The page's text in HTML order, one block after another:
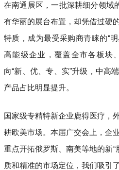
在南通展区，一批深耕细分领域
有华丽的展台布置，却凭借过硬
特质，成为最受采购商青睐的“
高能级企业，覆盖全市各板块
向“新、优、专、实”升级，中高
产品占比明显提升。
国家级专精特新企业鹿得医疗，
耕欧美市场。本届广交会上，企
重点开拓俄罗斯、南美等地的新“
质和精准的市场定位，我们吸引